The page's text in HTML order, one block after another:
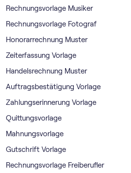
Rechnungsvorlage Musiker
Rechnungsvorlage Fotograf
Honorarrechnung Muster
Zeiterfassung Vorlage
Handelsrechnung Muster
Auftragsbestätigung Vorlage
Zahlungserinnerung Vorlage
Quittungsvorlage
Mahnungsvorlage
Gutschrift Vorlage
Rechnungsvorlage Freiberufler